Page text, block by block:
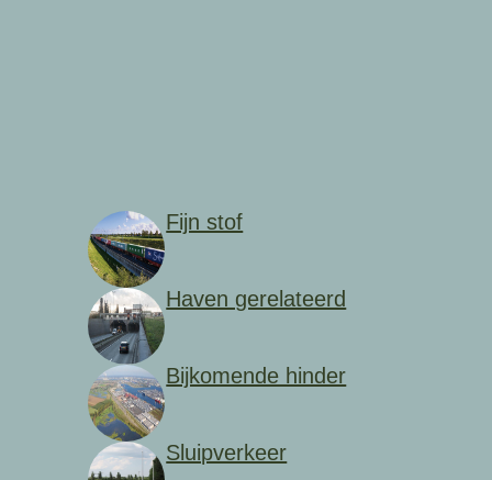
Fijn stof
Haven gerelateerd
Bijkomende hinder
Sluipverkeer